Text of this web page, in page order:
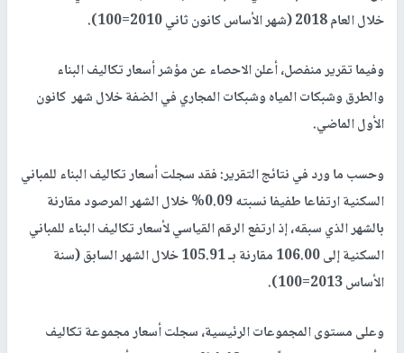
خلال العام 2018 (شهر الأساس كانون ثاني 2010=100).
وفيما تقرير منفصل، أعلن الاحصاء عن مؤشر أسعار تكاليف البناء
والطرق وشبكات المياه وشبكات المجاري في الضفة خلال شهر كانون
الأول الماضي.
وحسب ما ورد في نتائج التقرير: فقد سجلت أسعار تكاليف البناء للمباني
السكنية ارتفاعا طفيفا نسبته 0.09% خلال الشهر المرصود مقارنة
بالشهر الذي سبقه، إذ ارتفع الرقم القياسي لأسعار تكاليف البناء للمباني
السكنية إلى 106.00 مقارنة بـ 105.91 خلال الشهر السابق (سنة
الأساس 2013=100).
وعلى مستوى المجموعات الرئيسية، سجلت أسعار مجموعة تكاليف